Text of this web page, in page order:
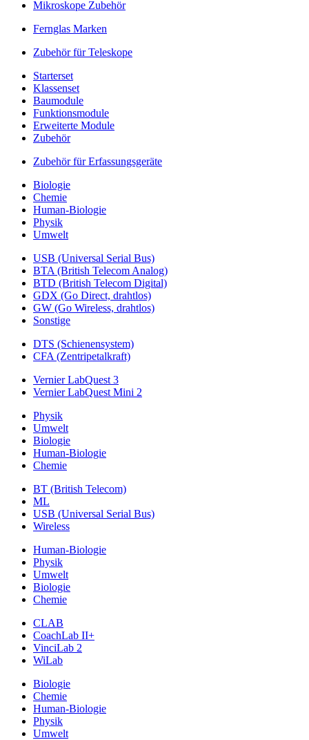
Mikroskope Zubehör
Fernglas Marken
Zubehör für Teleskope
Starterset
Klassenset
Baumodule
Funktionsmodule
Erweiterte Module
Zubehör
Zubehör für Erfassungsgeräte
Biologie
Chemie
Human-Biologie
Physik
Umwelt
USB (Universal Serial Bus)
BTA (British Telecom Analog)
BTD (British Telecom Digital)
GDX (Go Direct, drahtlos)
GW (Go Wireless, drahtlos)
Sonstige
DTS (Schienensystem)
CFA (Zentripetalkraft)
Vernier LabQuest 3
Vernier LabQuest Mini 2
Physik
Umwelt
Biologie
Human-Biologie
Chemie
BT (British Telecom)
ML
USB (Universal Serial Bus)
Wireless
Human-Biologie
Physik
Umwelt
Biologie
Chemie
CLAB
CoachLab II+
VinciLab 2
WiLab
Biologie
Chemie
Human-Biologie
Physik
Umwelt